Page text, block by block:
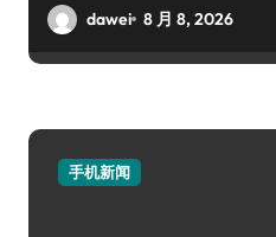
dawei 8 月 8, 2026
手机新闻